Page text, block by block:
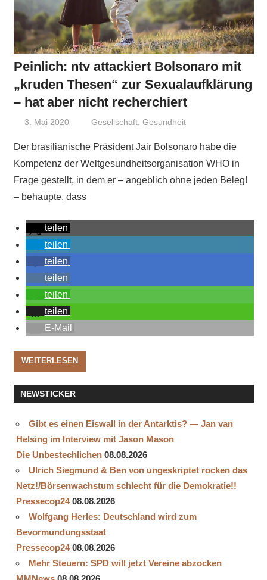
Peinlich: ntv attackiert Bolsonaro mit
„kruden Thesen“ zur Sexualaufklärung
– hat aber nicht recherchiert
3. Mai 2020 Niki Vogt
Gesellschaft ,Gesundheit
Der brasilianische Präsident Jair Bolsonaro habe die
Kompetenz der Weltgesundheitsorganisation WHO in
Frage gestellt, in dem er – angeblich ohne jeden Beleg!
– behaupte, dass
teilen
teilen
teilen
teilen
teilen
teilen
E-Mail
WEITERLESEN
NEWSTICKER
Gibt es einen Eiswall in der Antarktis? — Jan van
Helsing im Interview mit Jason Mason
Die Unbestechlichen 08.08.2026
Ulrich Siegmund & Ben von ungeskriptet rocken das
Netz!/Börsenwachstum schlecht für die Demokratie!!
Pressecop24 08.08.2026
Wolfgang Herles: Deutschland wird zum
Bevormundungsstaat
Pressecop24 08.08.2026
Mehr Steuern: SPD will jetzt Vereine abzocken